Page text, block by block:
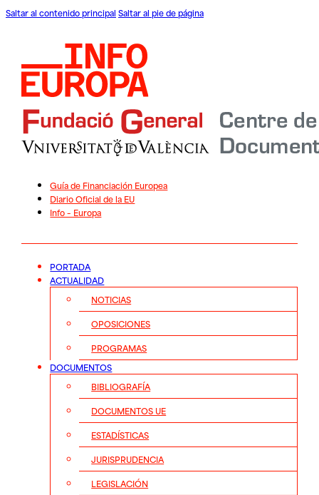
Saltar al contenido principal Saltar al pie de página
Guía de Financiación Europea
Diario Oficial de la EU
Info – Europa
PORTADA
ACTUALIDAD
NOTICIAS
OPOSICIONES
PROGRAMAS
DOCUMENTOS
BIBLIOGRAFÍA
DOCUMENTOS UE
ESTADÍSTICAS
JURISPRUDENCIA
LEGISLACIÓN